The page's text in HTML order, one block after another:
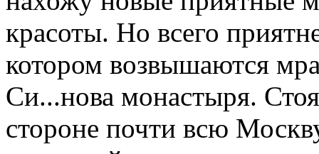
красоты. Но всего
котором возвышаются
Си...нова монастыря.
стороне почти всю